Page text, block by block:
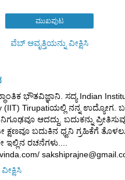
ಮುಖಪುಟ
ವೆಬ್‌ ಆವೃತ್ತಿಯನ್ನು ವೀಕ್ಷಿಸಿ
ಭೌತವಿಜ್ಞಾನಿ. ಸದ್ಯ Indian
(IIT) Tirupatiಯಲ್ಲಿ ನನ್ನ ಉದ್ಯೋಗ.
ಆದದ್ದು. ಬದುಕನ್ನು
ಕ್ಷಣವೂ ಬದುಕಿನ ಧ್ವನಿ ಗ್ರಹಿಕೆಗೆ
ರಚನೆಗಳು....